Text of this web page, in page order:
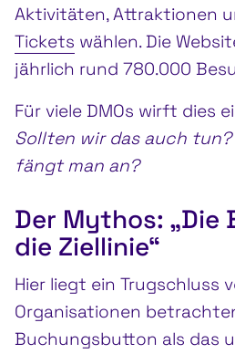
Aktivitäten, Attraktionen
Tickets wählen. Die
jährlich rund 780.000
Für viele DMOs wirft dies
Sollten wir das auch tun?
fängt man an?
Der Mythos: „Die
die Ziellinie“
Hier liegt ein Trugschluss
Organisationen
Buchungsbutton als das